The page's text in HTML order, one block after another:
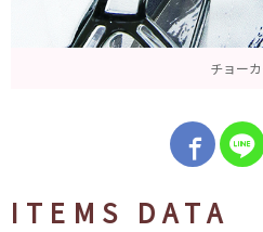
チョー
ITEMS DATA